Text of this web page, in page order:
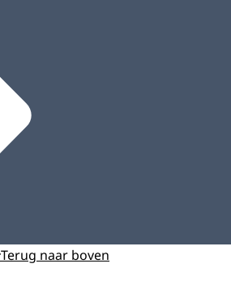
Terug naar boven